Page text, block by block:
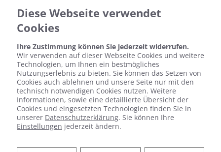
Diese Webseite verwendet
Cookies
Ihre Zustimmung können Sie jederzeit widerrufen.
Wir verwenden auf dieser Webseite Cookies und weitere
Technologien, um Ihnen ein bestmögliches
Nutzungserlebnis zu bieten. Sie können das Setzen von
Cookies auch ablehnen und unsere Seite nur mit den
technisch notwendigen Cookies nutzen. Weitere
Informationen, sowie eine detaillierte Übersicht der
Cookies und eingesetzten Technologien finden Sie in
unserer Datenschutzerklärung. Sie können Ihre
Einstellungen jederzeit ändern.